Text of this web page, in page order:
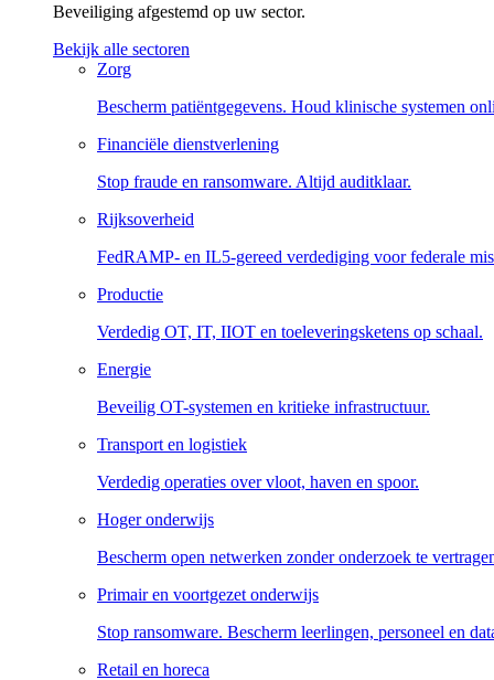
Beveiliging afgestemd op uw sector.
Bekijk alle sectoren
Zorg
Bescherm patiëntgegevens. Houd klinische systemen
Financiële dienstverlening
Stop fraude en ransomware. Altijd auditklaar.
Rijksoverheid
FedRAMP- en IL5-gereed verdediging voor federale
Productie
Verdedig OT, IT, IIOT en toeleveringsketens op schaal.
Energie
Beveilig OT-systemen en kritieke infrastructuur.
Transport en logistiek
Verdedig operaties over vloot, haven en spoor.
Hoger onderwijs
Bescherm open netwerken zonder onderzoek te
Primair en voortgezet onderwijs
Stop ransomware. Bescherm leerlingen, personeel en
Retail en horeca